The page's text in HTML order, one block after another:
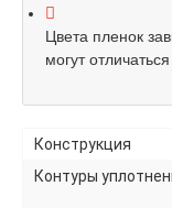
Цвета пленок
могут
Конструкция
Контуры